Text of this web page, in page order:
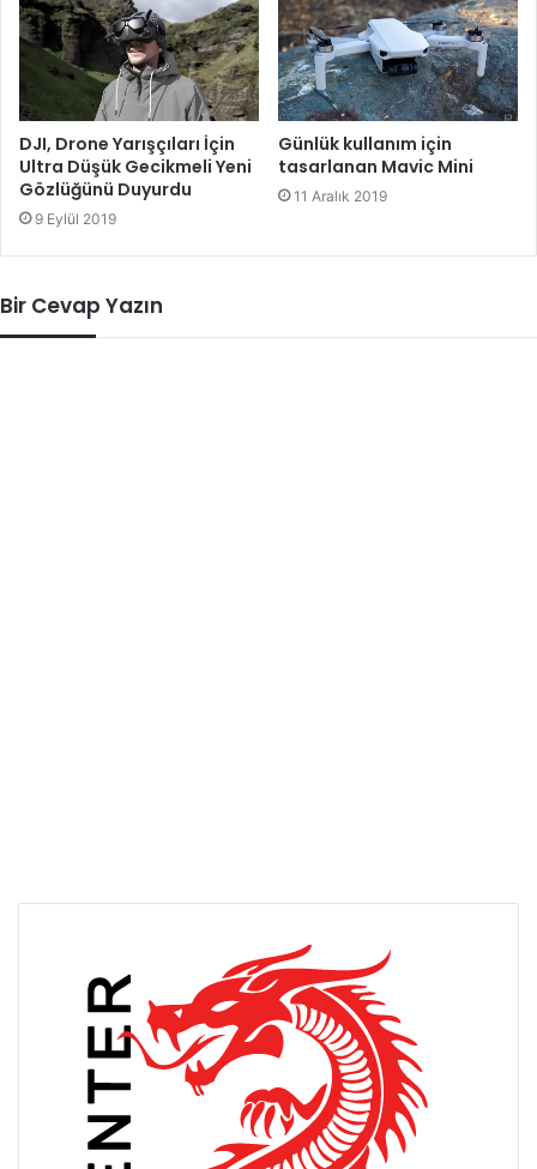
DJI, Drone Yarışçıları İçin
Ultra Düşük Gecikmeli Yeni
Gözlüğünü Duyurdu
9 Eylül 2019
Günlük kullanım için
tasarlanan Mavic Mini
11 Aralık 2019
Bir Cevap Yazın